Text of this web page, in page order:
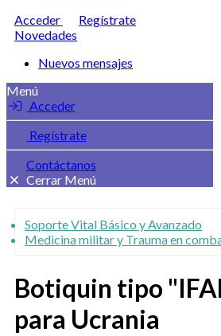
Acceder
Regístrate
Novedades
Nuevos mensajes
Menú
Acceder
Regístrate
Contáctanos
Cerrar Menú
Soporte Vital Básico y Avanzado
Medicina militar y Trauma en
Botiquin tipo
para Ucrania